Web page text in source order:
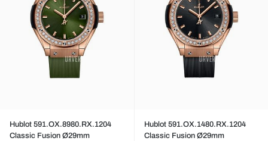
Hublot 591.OX.8980.RX.1204
Classic Fusion Ø29mm
Hublot 591.OX.1480.RX.1204
Classic Fusion Ø29mm